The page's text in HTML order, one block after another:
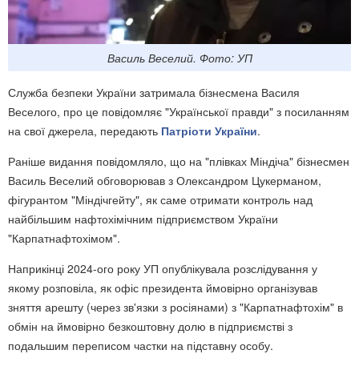
Василь Веселий. Фото: УП
Служба безпеки України затримала бізнесмена Василя
Веселого, про це повідомляє "Української правди" з посиланням
на свої джерела, передають Патріоти України.
Раніше видання повідомляло, що на "плівках Міндіча" бізнесмен
Василь Веселий обговорював з Олександром Цукерманом,
фігурантом "Міндічгейту", як саме отримати контроль над
найбільшим нафтохімічним підприємством України
"Карпатнафтохімом".
Наприкінці 2024-ого року УП опублікувала розслідування у
якому розповіла, як офіс президента ймовірно організував
зняття арешту (через зв'язки з росіянами) з "Карпатнафтохім" в
обмін на ймовірно безкоштовну долю в підприємстві з
подальшим переписом частки на підставну особу.